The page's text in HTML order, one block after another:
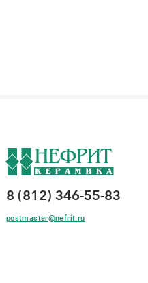
8 (812) 346-55-83
postmaster@nefrit.ru